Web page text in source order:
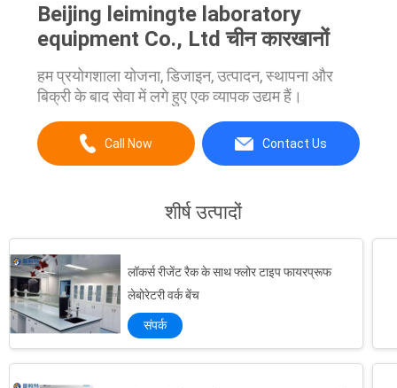
Beijing leimingte laboratory
equipment Co., Ltd चीन कारखानों
हम प्रयोगशाला योजना, डिजाइन, उत्पादन, स्थापना और
बिक्री के बाद सेवा में लगे हुए एक व्यापक उद्यम हैं।
Call Now Contact Us
शीर्ष उत्पादों
लॉकर्स रीजेंट रैक के साथ फ्लोर टाइप फायरप्रूफ
लेबोरेटरी वर्क बेंच
संपर्क